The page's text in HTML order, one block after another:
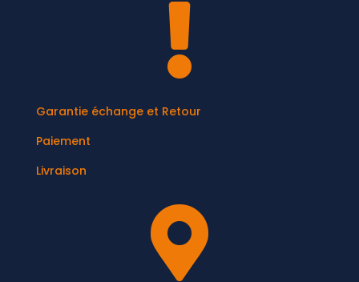

Garantie échange et Retour
Paiement
Livraison
